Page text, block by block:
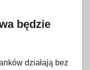
będzie
działają bez